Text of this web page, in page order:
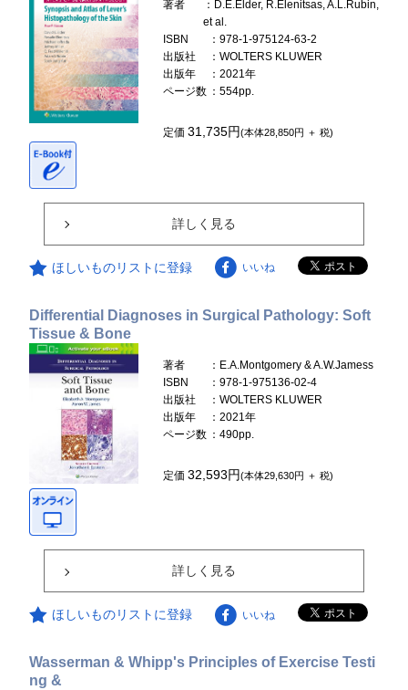
著者
：D.E.Elder, R.Elenitsas, A.L.Rubin,
et al.
ISBN
：978-1-975124-63-2
出版社
：WOLTERS KLUWER
出版年
：2021年
ページ数 ：554pp.
定価31,735円(本体28,850円 ＋ 税)
詳しく見る
ほしいものリストに登録 いいね
Differential Diagnoses in Surgical Pathology: Soft
Tissue & Bone
著者
：E.A.Montgomery & A.W.Jamess
ISBN
：978-1-975136-02-4
出版社
：WOLTERS KLUWER
出版年
：2021年
ページ数 ：490pp.
定価32,593円(本体29,630円 ＋ 税)
詳しく見る
ほしいものリストに登録 いいね
Wasserman & Whipp's Principles of Exercise Testi
ng &